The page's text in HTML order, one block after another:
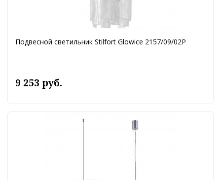
Подвесной светильник Stilfort Glowice 2157/09/02P
9 253 руб.